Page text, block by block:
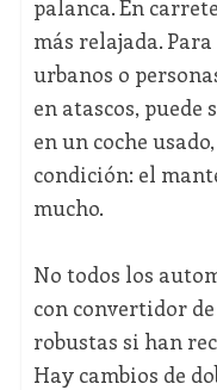
palanca. En
más relajada.
urbanos o
en atascos, puede
en un coche
condición: el
mucho.
No todos los
con convertidor
robustas si han
Hay cambios de